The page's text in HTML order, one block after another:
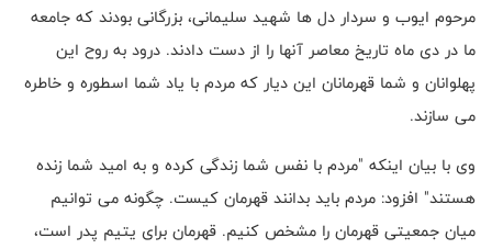
مرحوم ایوب و سردار دل ها شهید سلیمانی، بزرگانی بودند که جامعه
ما در دی ماه تاریخ معاصر آنها را از دست دادند. درود به روح این
پهلوانان و شما قهرمانان این دیار که مردم با یاد شما اسطوره و خاطره
می سازند.
وی با بیان اینکه "مردم با نفس شما زندگی کرده و به امید شما زنده
هستند" افزود: مردم باید بدانند قهرمان کیست. چگونه می توانیم
میان جمعیتی قهرمان را مشخص کنیم. قهرمان برای یتیم پدر است،